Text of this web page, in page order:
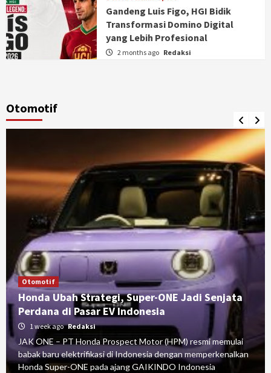
Gandeng Luis Figo, HGI Bidik
Transformasi Domino Digital
yang Lebih Profesional
2 months ago Redaksi
Otomotif
Otomotif
Honda Ubah Strategi, Super-ONE Jadi Senjata
Perdana di Pasar EV Indonesia
1 week ago Redaksi
JAK ONE – PT Honda Prospect Motor (HPM) resmi memulai
babak baru elektrifikasi di Indonesia dengan memperkenalkan
Honda Super-ONE pada ajang GAIKINDO Indonesia